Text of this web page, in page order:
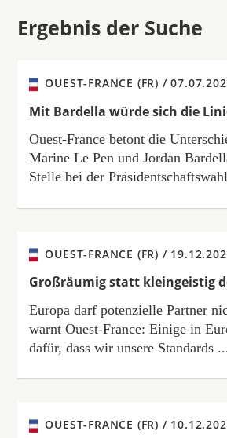
Ergebnis der Suche
OUEST-FRANCE (FR) /
Mit Bardella würde sich die
Ouest-France betont die
Marine Le Pen und Jordan
Stelle bei der
OUEST-FRANCE (FR) /
Großräumig statt kleingeistig
Europa darf potenzielle Partner
warnt Ouest-France: Einige in
dafür, dass wir unsere Standards
OUEST-FRANCE (FR) /